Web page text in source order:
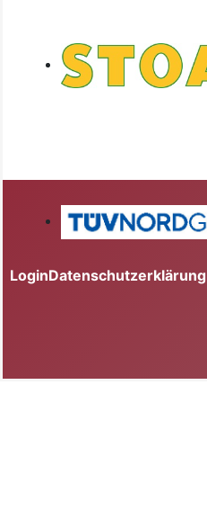
LoginDatenschutzerklärung